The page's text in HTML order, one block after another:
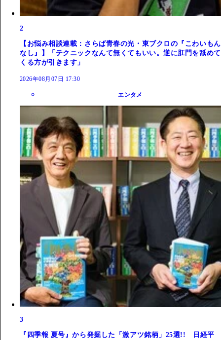
2
【お悩み相談連載：さらば青春の光・東ブクロの『こわいもん
なし』】「テクニックなんて無くてもいい。逆に肛門を舐めて
くる方が引きます」
2026年08月07日 17:30
エンタメ
3
『四季報 夏号』から発掘した「激アツ銘柄」25選!! 日経平